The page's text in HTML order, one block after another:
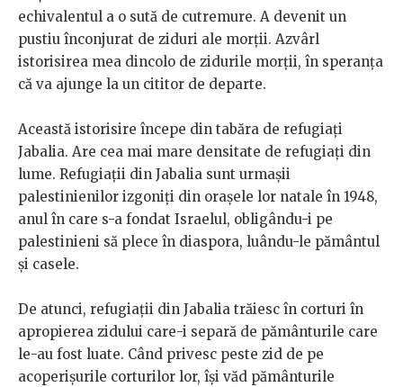
echivalentul a o sută de cutremure. A devenit un
pustiu înconjurat de ziduri ale morții. Azvârl
istorisirea mea dincolo de zidurile morții, în speranța
că va ajunge la un cititor de departe.
Această istorisire începe din tabăra de refugiați
Jabalia. Are cea mai mare densitate de refugiați din
lume. Refugiații din Jabalia sunt urmașii
palestinienilor izgoniți din orașele lor natale în 1948,
anul în care s-a fondat Israelul, obligându-i pe
palestinieni să plece în diaspora, luându-le pământul
și casele.
De atunci, refugiații din Jabalia trăiesc în corturi în
apropierea zidului care-i separă de pământurile care
le-au fost luate. Când privesc peste zid de pe
acoperișurile corturilor lor, își văd pământurile